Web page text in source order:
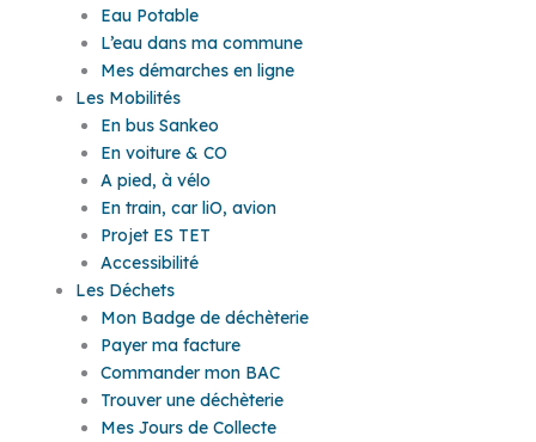
Eau Potable
L’eau dans ma commune
Mes démarches en ligne
Les Mobilités
En bus Sankeo
En voiture & CO
A pied, à vélo
En train, car liO, avion
Projet ES TET
Accessibilité
Les Déchets
Mon Badge de déchèterie
Payer ma facture
Commander mon BAC
Trouver une déchèterie
Mes Jours de Collecte